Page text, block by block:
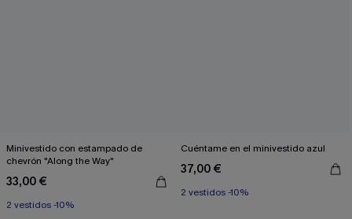
Minivestido con estampado de
chevrón "Along the Way"
33,00 €
2 vestidos -10%
Cuéntame en el minivestido azul
37,00 €
2 vestidos -10%